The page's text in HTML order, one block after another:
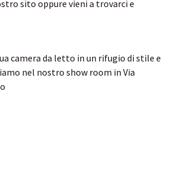
sito oppure vieni a trovarci e
camera da letto in un rifugio di stile e
nel nostro show room in Via